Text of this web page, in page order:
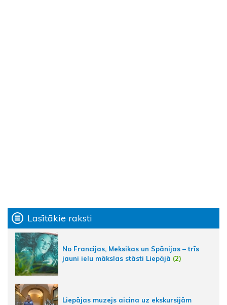
Lasītākie raksti
No Francijas, Meksikas un Spānijas – trīs
jauni ielu mākslas stāsti Liepājā (2)
Liepājas muzejs aicina uz ekskursijām